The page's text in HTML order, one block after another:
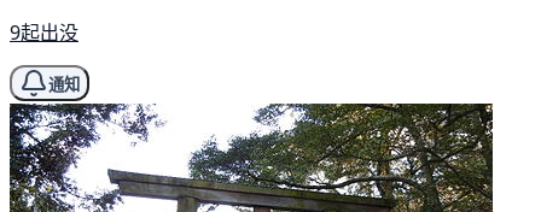
9起出没
通知